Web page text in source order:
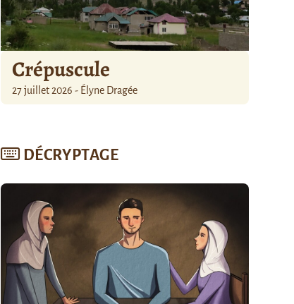
Crépuscule
27 juillet 2026 - Élyne Dragée
DÉCRYPTAGE